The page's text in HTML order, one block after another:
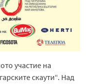
участие на
скаути“. Над